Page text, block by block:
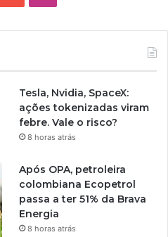
Tesla, Nvidia, SpaceX:
ações tokenizadas viram
febre. Vale o risco?
8 horas atrás
Após OPA, petroleira
colombiana Ecopetrol
passa a ter 51% da Brava
Energia
8 horas atrás